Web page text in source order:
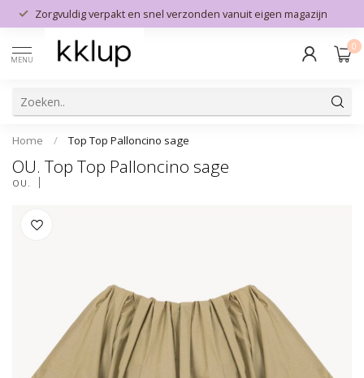
Zorgvuldig verpakt en snel verzonden vanuit eigen magazijn
MENU
0
Home / Top Top Palloncino sage
OU. Top Top Palloncino sage
OU.